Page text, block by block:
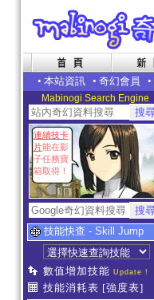
• 本站資訊 • 奇幻會員 •
Mabinogi Search Engine
連續技卡
片能在影
子任務寶
箱取得！
技能快查 - Skill Jump
數值增加技能 Update !
技能消耗表 [強度表]